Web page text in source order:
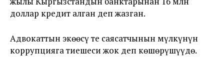
доллар кредит алган деп жазган.
Адвокаттын экөөсү тең саясатчынын мүлкүнүн
коррупцияга тиешеси жок деп көшөрүшүүдө.